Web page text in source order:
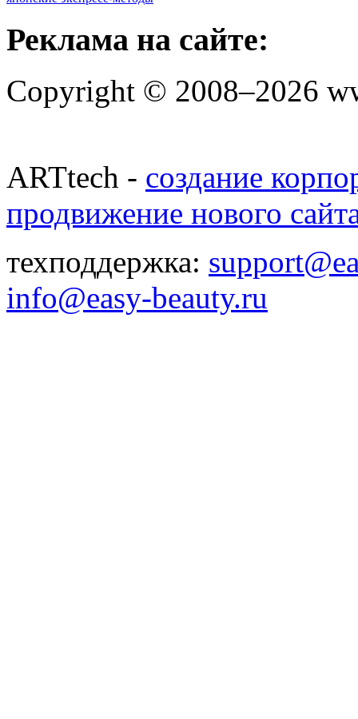
Реклама на сайте:
Copyright © 2008–2026
ARTtech - создание
продвижение нового
техподдержка:
info@easy-beauty.ru